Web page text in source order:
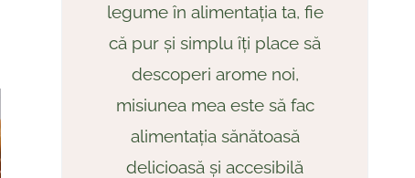
legume în alimentația ta, fie
că pur și simplu îți place să
descoperi arome noi,
misiunea mea este să fac
alimentația sănătoasă
delicioasă și accesibilă